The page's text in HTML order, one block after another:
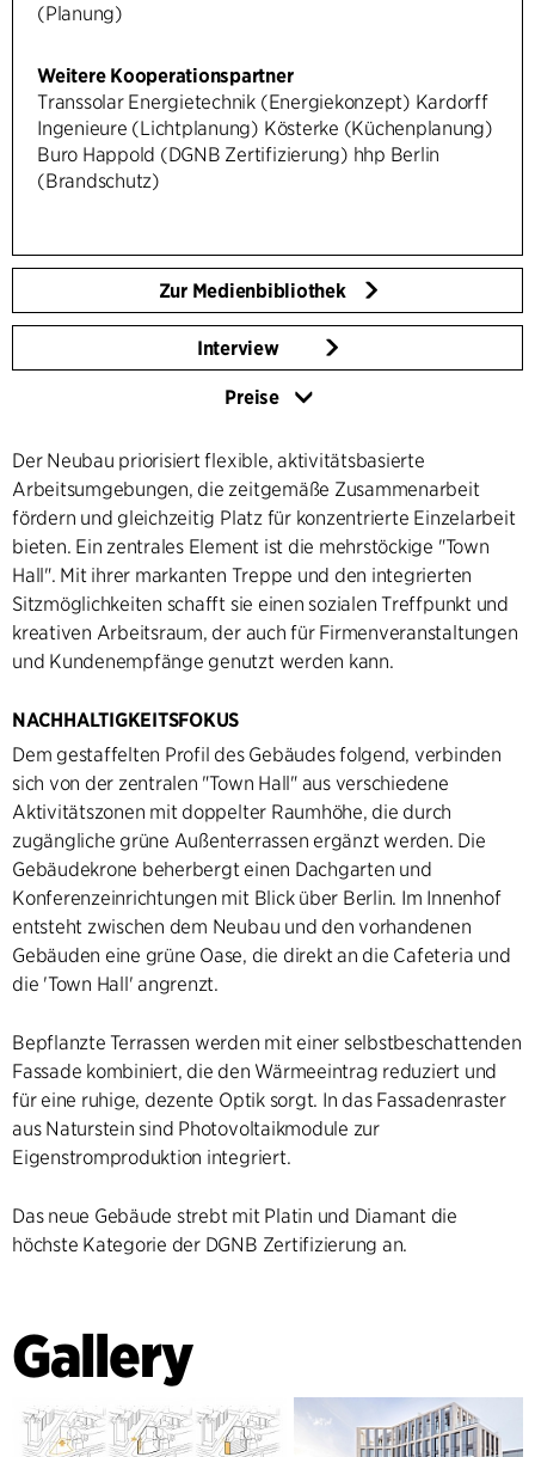
(Planung)
Weitere Kooperationspartner
Transsolar Energietechnik (Energiekonzept) Kardorff
Ingenieure (Lichtplanung) Kösterke (Küchenplanung)
Buro Happold (DGNB Zertifizierung) hhp Berlin
(Brandschutz)
Zur Medienbibliothek
Interview
Preise
Der Neubau priorisiert flexible, aktivitätsbasierte
Arbeitsumgebungen, die zeitgemäße Zusammenarbeit
fördern und gleichzeitig Platz für konzentrierte Einzelarbeit
bieten. Ein zentrales Element ist die mehrstöckige "Town
Hall". Mit ihrer markanten Treppe und den integrierten
Sitzmöglichkeiten schafft sie einen sozialen Treffpunkt und
kreativen Arbeitsraum, der auch für Firmenveranstaltungen
und Kundenempfänge genutzt werden kann.
NACHHALTIGKEITSFOKUS
Dem gestaffelten Profil des Gebäudes folgend, verbinden
sich von der zentralen "Town Hall" aus verschiedene
Aktivitätszonen mit doppelter Raumhöhe, die durch
zugängliche grüne Außenterrassen ergänzt werden. Die
Gebäudekrone beherbergt einen Dachgarten und
Konferenzeinrichtungen mit Blick über Berlin. Im Innenhof
entsteht zwischen dem Neubau und den vorhandenen
Gebäuden eine grüne Oase, die direkt an die Cafeteria und
die 'Town Hall' angrenzt.
Bepflanzte Terrassen werden mit einer selbstbeschattenden
Fassade kombiniert, die den Wärmeeintrag reduziert und
für eine ruhige, dezente Optik sorgt. In das Fassadenraster
aus Naturstein sind Photovoltaikmodule zur
Eigenstromproduktion integriert.
Das neue Gebäude strebt mit Platin und Diamant die
höchste Kategorie der DGNB Zertifizierung an.
Gallery